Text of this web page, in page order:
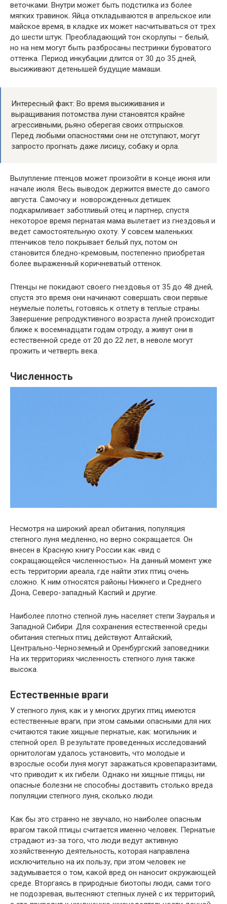
веточками. Внутри может быть подстилка из более
мягких травинок. Яйца откладываются в апрельское или
майское время, в кладке их может насчитываться от трех
до шести штук. Преобладающий тон скорлупы – белый,
но на нем могут быть разбросаны пестринки буроватого
оттенка. Период инкубации длится от 30 до 35 дней,
высиживают детенышей будущие мамаши.
Интересный факт: Во время высиживания и
выращивания потомства луни становятся крайне
агрессивными, рьяно оберегая своих отпрысков.
Перед любыми опасностями они не отступают, могут
запросто прогнать даже лисицу, собаку и орла.
Вылупление птенцов может произойти в конце июня или
начале июля. Весь выводок держится вместе до самого
августа. Самочку и новорожденных детишек
подкармливает заботливый отец и партнер, спустя
некоторое время пернатая мама вылетает из гнездовья и
ведет самостоятельную охоту. У совсем маленьких
птенчиков тело покрывает белый пух, потом он
становится бледно-кремовым, постепенно приобретая
более выраженный коричневатый оттенок.
Птенцы не покидают своего гнездовья от 35 до 48 дней,
спустя это время они начинают совершать свои первые
неумелые полеты, готовясь к отлету в теплые страны.
Завершение репродуктивного возраста луней происходит
ближе к восемнадцати годам отроду, а живут они в
естественной среде от 20 до 22 лет, в неволе могут
прожить и четверть века.
Численность
Несмотря на широкий ареал обитания, популяция
степного луня медленно, но верно сокращается. Он
внесен в Красную книгу России как «вид с
сокращающейся численностью». На данный момент уже
есть территории ареала, где найти этих птиц очень
сложно. К ним относятся районы Нижнего и Среднего
Дона, Северо-западный Каспий и другие.
Наиболее плотно степной лунь населяет степи Зауралья и
Западной Сибири. Для сохранения естественной среды
обитания степных птиц действуют Алтайский,
Центрально-Черноземный и Оренбургский заповедники.
На их территориях численность степного луня также
высока.
Естественные враги
У степного луня, как и у многих других птиц имеются
естественные враги, при этом самыми опасными для них
считаются такие хищные пернатые, как: могильник и
степной орел. В результате проведенных исследований
орнитологам удалось установить, что молодые и
взрослые особи луня могут заражаться кровепаразитами,
что приводит к их гибели. Однако ни хищные птицы, ни
опасные болезни не способны доставить столько вреда
популяции степного луня, сколько люди.
Как бы это странно не звучало, но наиболее опасным
врагом такой птицы считается именно человек. Пернатые
страдают из-за того, что люди ведут активную
хозяйственную деятельность, которая направлена
исключительно на их пользу, при этом человек не
задумывается о том, какой вред он наносит окружающей
среде. Вторгаясь в природные биотопы люди, сами того
не подозревая, вытесняют степных луней с их территорий,